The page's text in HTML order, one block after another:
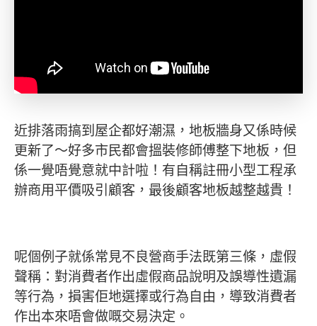
近排落雨搞到屋企都好潮濕，地板牆身又係時候
更新了～好多市民都會搵裝修師傅整下地板，但
係一覺唔覺意就中計啦！有自稱註冊小型工程承
辦商用平價吸引顧客，最後顧客地板越整越貴！
呢個例子就係常見不良營商手法既第三條，虛假
聲稱：對消費者作出虛假商品說明及誤導性遺漏
等行為，損害佢地選擇或行為自由，導致消費者
作出本來唔會做嘅交易決定。